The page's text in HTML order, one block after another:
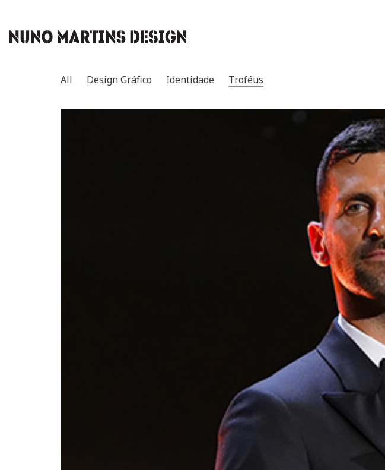
All Design Gráfico Identidade Troféus